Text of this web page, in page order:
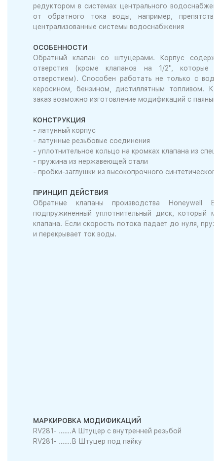
редуктором в системах центрального
от обратного тока воды, например,
централизованные системы водоснабжения
ОСОБЕННОСТИ
Обратный клапан со штуцерами. Корпус
отверстия (кроме клапанов на 1/2", которые
отверстием). Способен работать не только с
керосином, бензином, дистиллятным топливом.
заказ возможно изготовление модификаций с
КОНСТРУКЦИЯ
- латунный корпус
- латунные резьбовые соединения
- уплотнительное кольцо на кромках клапана из
- пружина из нержавеющей стали
- пробки-заглушки из высокопрочного
ПРИНЦИП ДЕЙСТВИЯ
Обратные клапаны производства Honeywell
подпружиненный уплотнительный диск, который
клапана. Если скорость потока падает до нуля,
и перекрывает ток воды.
МАРКИРОВКА МОДИФИКАЦИЙ
RV281- …….A Штуцер с внутренней резьбой
RV281- …….В Штуцер под пайку